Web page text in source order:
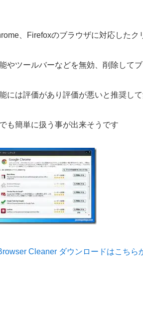
、Firefoxのブラウザに対応したク
やツールバーなどを無効、削除して
には評価があり評価が悪いと推奨し
も簡単に扱う事が出来そうです
Cleaner ダウンロードはこちら